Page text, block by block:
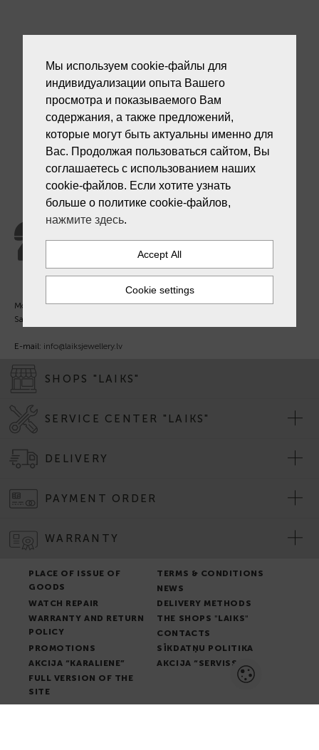
IVY G, SAU300246, Earring
12.45 € 24.90
Customer support
Mon. - Fri. 09:00 - 18:00
Sat - Sun. - Out.
E-mail: info@laiksjewellery.lv
SHOPS "LAIKS"
SERVICE CENTER "LAIKS"
DELIVERY
PAYMENT ORDER
WARRANTY
PLACE OF ISSUE OF
GOODS
TERMS & CONDITIONS
NEWS
WATCH REPAIR
DELIVERY METHODS
WARRANTY AND RETURN
POLICY
THE SHOPS "LAIKS"
CONTACTS
PROMOTIONS
SĪKDATŅU POLITIKA
AKCIJA “KARALIENE”
AKCIJA “SERVISS”
FULL VERSION OF THE
SITE
Мы используем cookie-файлы для
индивидуализации опыта Вашего
просмотра и показываемого Вам
содержания, а также предложений,
которые могут быть актуальны именно для
Вас. Продолжая пользоваться сайтом, Вы
соглашаетесь с использованием наших
cookie-файлов. Если хотите узнать
больше о политике cookie-файлов,
нажмите здесь.